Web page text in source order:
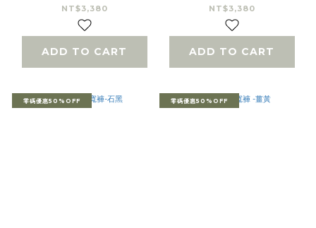
NT$3,380
ADD TO CART
NT$3,380
ADD TO CART
零碼優惠50%OFF 零碼優惠50%OFF